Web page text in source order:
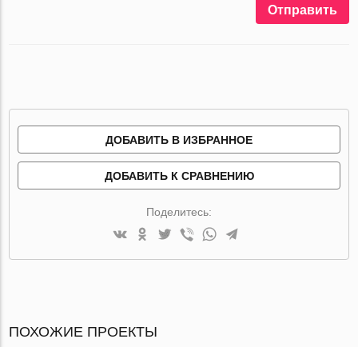
Отправить
ДОБАВИТЬ В ИЗБРАННОЕ
ДОБАВИТЬ К СРАВНЕНИЮ
Поделитесь:
ПОХОЖИЕ ПРОЕКТЫ